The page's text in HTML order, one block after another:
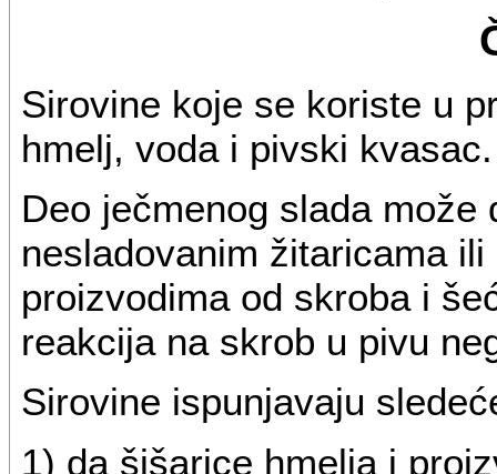
Sirovine koje se koriste u
hmelj, voda i pivski kvasac.
Deo ječmenog slada
nesladovanim žitaricama
proizvodima od skroba i
reakcija na skrob u pivu
Sirovine ispunjavaju
1) da šišarice hmelja i